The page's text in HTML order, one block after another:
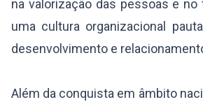
na valorização das pessoas e
uma cultura organizacional
desenvolvimento e
Além da conquista em âmbito